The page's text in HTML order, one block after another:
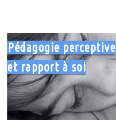
Pédagogie perceptive
et rapport à soi